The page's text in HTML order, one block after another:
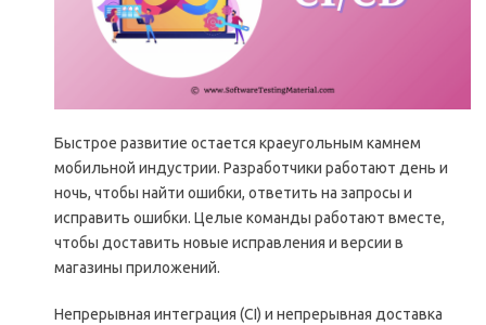
Быстрое развитие остается краеугольным камнем
мобильной индустрии. Разработчики работают день и
ночь, чтобы найти ошибки, ответить на запросы и
исправить ошибки. Целые команды работают вместе,
чтобы доставить новые исправления и версии в
магазины приложений.
Непрерывная интеграция (CI) и непрерывная доставка